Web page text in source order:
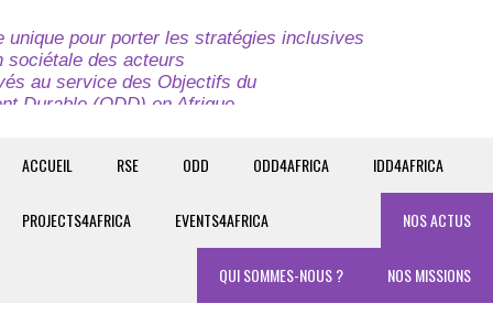
unique pour porter les stratégies inclusives
sociétale des acteurs
au service des Objectifs du
Durable (ODD) en Afrique.
ACCUEIL RSE ODD ODD4AFRICA IDD4AFRICA
PROJECTS4AFRICA EVENTS4AFRICA NOS ACTUS
NOS MISSIONS
QUI SOMMES-NOUS ?